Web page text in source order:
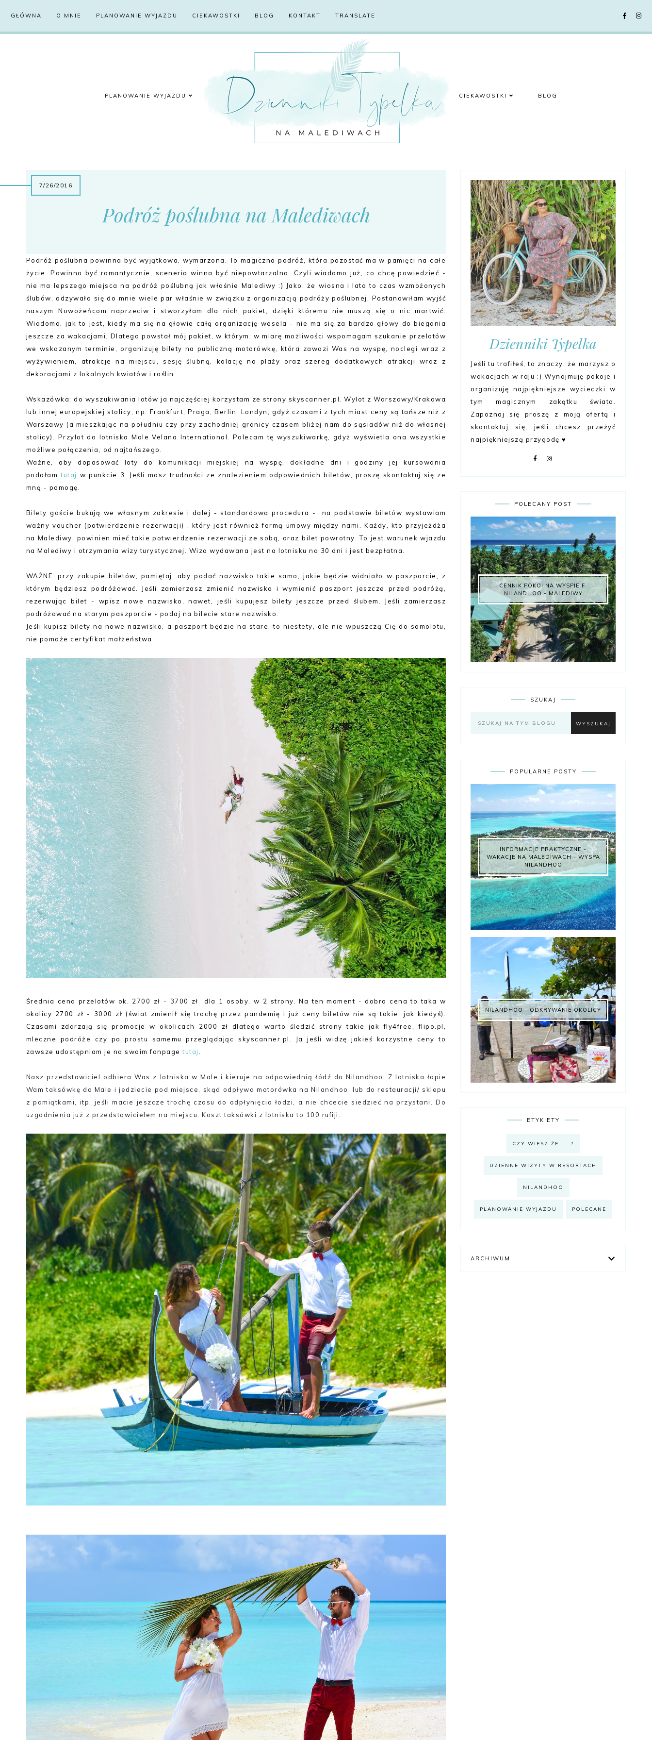
GŁÓWNA O MNIE PLANOWANIE WYJAZDU CIEKAWOSTKI BLOG KONTAKT TRANSLATE
PLANOWANIE WYJAZDU CIEKAWOSTKI BLOG
7/26/2016
Podróż poślubna na Malediwach
Podróż poślubna powinna być wyjątkowa, wymarzona. To magiczna podróż, która pozostać ma w pamięci na całe
życie. Powinno być romantycznie, sceneria winna być niepowtarzalna. Czyli wiadomo już, co chcę powiedzieć -
nie ma lepszego miejsca na podróż poślubną jak właśnie Malediwy :) Jako, że wiosna i lato to czas wzmożonych
ślubów, odzywało się do mnie wiele par właśnie w związku z organizacją podróży poślubnej. Postanowiłam wyjść
naszym Nowożeńcom naprzeciw i stworzyłam dla nich pakiet, dzięki któremu nie muszą się o nic martwić.
Wiadomo, jak to jest, kiedy ma się na głowie całą organizację wesela - nie ma się za bardzo głowy do biegania
jeszcze za wakacjami. Dlatego powstał mój pakiet, w którym: w miarę możliwości wspomagam szukanie przelotów
we wskazanym terminie, organizuję bilety na publiczną motorówkę, która zawozi Was na wyspę, noclegi wraz z
wyżywieniem, atrakcje na miejscu, sesję ślubną, kolację na plaży oraz szereg dodatkowych atrakcji wraz z
dekoracjami z lokalnych kwiatów i roślin.
Wskazówka: do wyszukiwania lotów ja najczęściej korzystam ze strony skyscanner.pl. Wylot z Warszawy/Krakowa
lub innej europejskiej stolicy, np. Frankfurt, Praga, Berlin, Londyn, gdyż czasami z tych miast ceny są tańsze niż z
Warszawy (a mieszkając na południu czy przy zachodniej granicy czasem bliżej nam do sąsiadów niż do własnej
stolicy). Przylot do lotniska Male Velana International. Polecam tę wyszukiwarkę, gdyż wyświetla ona wszystkie
możliwe połączenia, od najtańszego.
Ważne, aby dopasować loty do komunikacji miejskiej na wyspę, dokładne dni i godziny jej kursowania
podałamtutaj w punkcie 3. Jeśli masz trudności ze znalezieniem odpowiednich biletów, proszę skontaktuj się ze
mną - pomogę.
Bilety goście bukują we własnym zakresie i dalej - standardowa procedura - na podstawie biletów wystawiam
ważny voucher (potwierdzenie rezerwacji) , który jest również formą umowy między nami. Każdy, kto przyjeżdża
na Malediwy, powinien mieć takie potwierdzenie rezerwacji ze sobą, oraz bilet powrotny. To jest warunek wjazdu
na Malediwy i otrzymania wizy turystycznej. Wiza wydawana jest na lotnisku na 30 dni i jest bezpłatna.
WAŻNE: przy zakupie biletów, pamiętaj, aby podać nazwisko takie samo, jakie będzie widniało w paszporcie, z
którym będziesz podróżować. Jeśli zamierzasz zmienić nazwisko i wymienić paszport jeszcze przed podróżą,
rezerwując bilet - wpisz nowe nazwisko, nawet, jeśli kupujesz bilety jeszcze przed ślubem. Jeśli zamierzasz
podróżować na starym paszporcie - podaj na bilecie stare nazwisko.
Jeśli kupisz bilety na nowe nazwisko, a paszport będzie na stare, to niestety, ale nie wpuszczą Cię do samolotu,
nie pomoże certyfikat małżeństwa.
Średnia cena przelotów ok. 2700 zł - 3700 zł dla 1 osoby, w 2 strony. Na ten moment - dobra cena to taka w
okolicy 2700 zł - 3000 zł (świat zmienił się trochę przez pandemię i już ceny biletów nie są takie, jak kiedyś).
Czasami zdarzają się promocje w okolicach 2000 zł dlatego warto śledzić strony takie jak fly4free, flipo.pl,
mleczne podróże czy po prostu samemu przeglądając skyscanner.pl. Ja jeśli widzę jakieś korzystne ceny to
zawsze udostępniam je na swoim fanpagetutaj
Nasz przedstawiciel odbiera Was z lotniska w Male i kieruje na odpowiednią łódź do Nilandhoo. Z lotniska łapie
Wam taksówkę do Male i jedziecie pod miejsce, skąd odpływa motorówka na Nilandhoo, lub do restauracji/ sklepu
z pamiątkami, itp. jeśli macie jeszcze trochę czasu do odpłynięcia łodzi, a nie chcecie siedzieć na przystani. Do
uzgodnienia już z przedstawicielem na miejscu. Koszt taksówki z lotniska to 100 rufiji.
Dzienniki Typelka
Jeśli tu trafiłeś, to znaczy, że marzysz o
wakacjach w raju :) Wynajmuję pokoje i
organizuję najpiękniejsze wycieczki w
tym magicznym zakątku świata.
Zapoznaj się proszę z moją ofertą i
skontaktuj się, jeśli chcesz przeżyć
najpiękniejszą przygodę ♥
POLECANY POST
CENNIK POKOI NA WYSPIE F.
NILANDHOO - MALEDIWY
SZUKAJ
POPULARNE POSTY
INFORMACJE PRAKTYCZNE -
WAKACJE NA MALEDIWACH - WYSPA
NILANDHOO
NILANDHOO - ODKRYWANIE OKOLICY
ETYKIETY
CZY WIESZ ŻE ... ?
DZIENNE WIZYTY W RESORTACH
NILANDHOO
PLANOWANIE WYJAZDU POLECANE
ARCHIWUM